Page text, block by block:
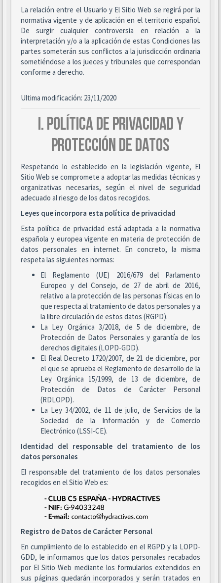
La relación entre el Usuario y El Sitio Web se regirá por la
normativa vigente y de aplicación en el territorio español.
De surgir cualquier controversia en relación a la
interpretación y/o a la aplicación de estas Condiciones las
partes someterán sus conflictos a la jurisdicción ordinaria
sometiéndose a los jueces y tribunales que correspondan
conforme a derecho.
Ultima modificación: 23/11/2020
I. POLÍTICA DE PRIVACIDAD Y
PROTECCIÓN DE DATOS
Respetando lo establecido en la legislación vigente, El
Sitio Web se compromete a adoptar las medidas técnicas y
organizativas necesarias, según el nivel de seguridad
adecuado al riesgo de los datos recogidos.
Leyes que incorpora esta política de privacidad
Esta política de privacidad está adaptada a la normativa
española y europea vigente en materia de protección de
datos personales en internet. En concreto, la misma
respeta las siguientes normas:
El Reglamento (UE) 2016/679 del Parlamento
Europeo y del Consejo, de 27 de abril de 2016,
relativo a la protección de las personas físicas en lo
que respecta al tratamiento de datos personales y a
la libre circulación de estos datos (RGPD).
La Ley Orgánica 3/2018, de 5 de diciembre, de
Protección de Datos Personales y garantía de los
derechos digitales (LOPD-GDD).
El Real Decreto 1720/2007, de 21 de diciembre, por
el que se aprueba el Reglamento de desarrollo de la
Ley Orgánica 15/1999, de 13 de diciembre, de
Protección de Datos de Carácter Personal
(RDLOPD).
La Ley 34/2002, de 11 de julio, de Servicios de la
Sociedad de la Información y de Comercio
Electrónico (LSSI-CE).
Identidad del responsable del tratamiento de los
datos personales
El responsable del tratamiento de los datos personales
recogidos en el Sitio Web es:
Registro de Datos de Carácter Personal
En cumplimiento de lo establecido en el RGPD y la LOPD-
GDD, le informamos que los datos personales recabados
por El Sitio Web mediante los formularios extendidos en
sus páginas quedarán incorporados y serán tratados en